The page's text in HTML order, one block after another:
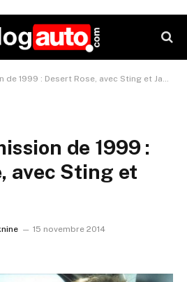
1999 : Desert Rose, avec Sting et Jaguar
de 1999 :
avec Sting et
15 novembre 2014